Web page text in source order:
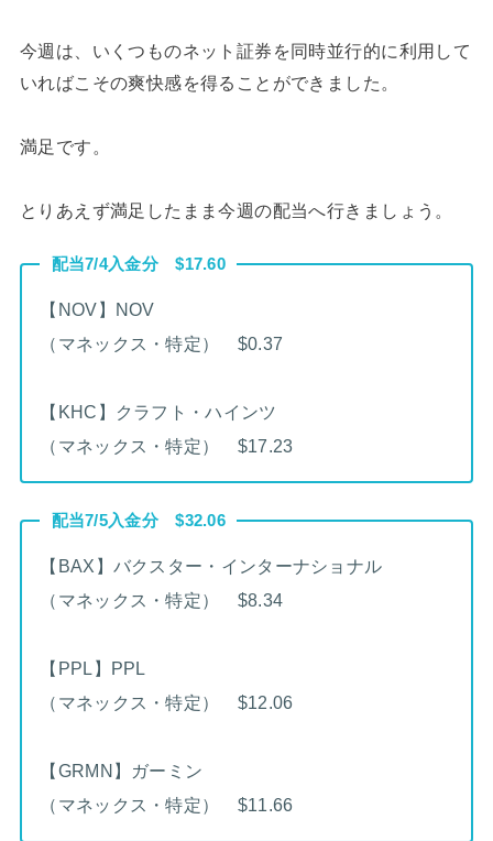
今週は、いくつものネット証券を同時並行的に利用して
いればこその爽快感を得ることができました。
満足です。
とりあえず満足したまま今週の配当へ行きましょう。
配当7/4入金分 $17.60
【NOV】NOV
（マネックス・特定） $0.37
【KHC】クラフト・ハインツ
（マネックス・特定） $17.23
配当7/5入金分 $32.06
【BAX】バクスター・インターナショナル
（マネックス・特定） $8.34
【PPL】PPL
（マネックス・特定） $12.06
【GRMN】ガーミン
（マネックス・特定） $11.66